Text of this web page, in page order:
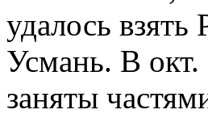
удалось
Усмань. В окт.
заняты